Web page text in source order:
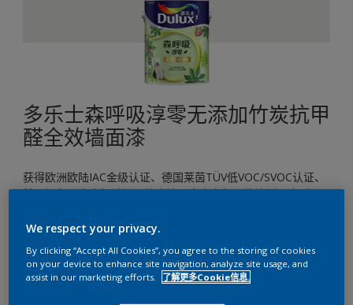
多乐士森呼吸淳零无添加竹炭抗甲
醛全效墙面漆
获得欧洲欧陆IAC金级认证、德国莱茵TÜV低VOC/SVOC认证、
美国绿色卫士金级认证、符合法国室内空气环境检测A+标准
白色
只有一种可用颜色
We respect your privacy.
By clicking “Accept All Cookies”, you agree to the storing of cookies
on your device to enhance site navigation, analyze site usage, and
assist in our marketing efforts.
了解更多Cookie信息.